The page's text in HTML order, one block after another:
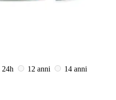
24h 12 anni
14 anni